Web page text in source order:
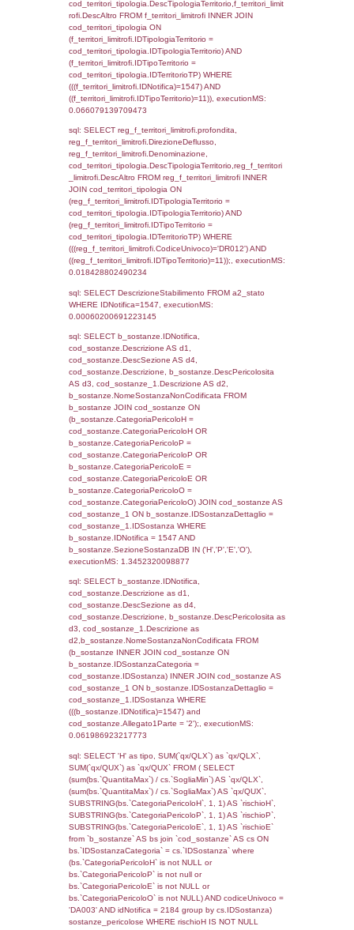
f_territori_limitrofi.Direzione,
f_territori_limitrofi.Denominazione,
f_territori_limitrofi.DescAltro FROM
JOIN cod_territori_tipologia ON
(f_territori_limitrofi.IDTipologiaTerritorio =
(f_territori_limitrofi.IDTipoTerritorio =
cod_territori_tipologia.IDTerritorioTP)
(((f_territori_limitrofi.IDNotifica)=1547) AND
((f_territori_limitrofi.IDTipoTerritorio)=5)),
0.070567846298218
sql: SELECT
reg_f_territori_limitrofi.Direzione,
reg_f_territori_limitrofi.Denominazione,
_limitrofi.DescAltro FROM
JOIN cod_territori_tipologia ON
(reg_f_territori_limitrofi.IDTipologiaTerritorio =
cod_territori_tipologia.IDTipologiaTerritorio)
(reg_f_territori_limitrofi.IDTipoTerritorio =
cod_territori_tipologia.IDTerritorioTP)
0.019867897033691
sql: SELECT f_territori_limitrofi.Distanza,
f_territori_limitrofi.Direzione,
f_territori_limitrofi.Denominazione,
rofi.DescAltro FROM f_territori_limitrofi
cod_territori_tipologia ON
(f_territori_limitrofi.IDTipologiaTerritorio =
cod_territori_tipologia.IDTipologiaTerritorio)
(f_territori_limitrofi.IDTipoTerritorio =
cod_territori_tipologia.IDTerritorioTP)
(((f_territori_limitrofi.IDNotifica)=1547) AND
((f_territori_limitrofi.IDTipoTerritorio)=6)),
0.070323944091797
sql: SELECT f_territori_limitrofi.Distanza,
f_territori_limitrofi.Direzione,
f_territori_limitrofi.Denominazione,
rofi.DescAltro FROM f_territori_limitrofi
cod_territori_tipologia ON
(f_territori_limitrofi.IDTipologiaTerritorio =
cod_territori_tipologia.IDTipologiaTerritorio)
(f_territori_limitrofi.IDTipoTerritorio =
cod_territori_tipologia.IDTerritorioTP)
(((f_territori_limitrofi.IDNotifica)=1547) AND